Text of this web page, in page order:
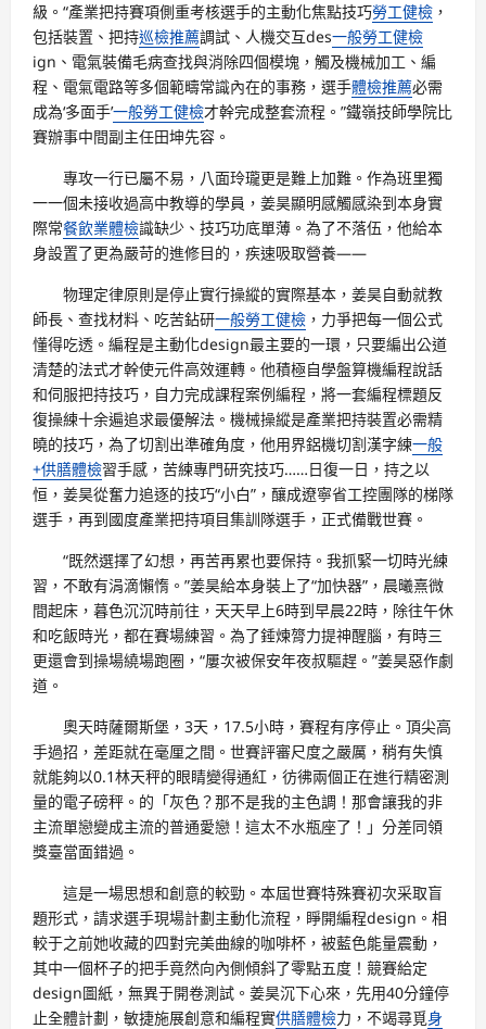
級。“產業把持賽項側重考核選手的主動化焦點技巧勞工健檢 ，
包括裝置、把持巡檢推薦調試、人機交互des一般勞工健檢
ign、電氣裝備毛病查找與消除四個模塊，觸及機械加工、編
程、電氣電路等多個範疇常識內在的事務，選手體檢推薦必需
成為‘多面手’一般勞工健檢才幹完成整套流程。”鐵嶺技師學院比
賽辦事中間副主任田坤先容。
專攻一行已屬不易，八面玲瓏更是難上加難。作為班里獨
一一個未接收過高中教導的學員，姜昊顯明感觸感染到本身實
際常餐飲業體檢識缺少、技巧功底單薄。為了不落伍，他給本
身設置了更為嚴苛的進修目的，疾速吸取營養——
物理定律原則是停止實行操縱的實際基本，姜昊自動就教
師長、查找材料、吃苦鉆研一般勞工健檢 ，力爭把每一個公式
懂得吃透。編程是主動化design最主要的一環，只要編出公道
清楚的法式才幹使元件高效運轉。他積極自學盤算機編程說話
和伺服把持技巧，自力完成課程案例編程，將一套編程標題反
復操練十余遍追求最優解法。機械操縱是產業把持裝置必需精
曉的技巧，為了切割出準確角度，他用界鋁機切割漢字練一般
+供膳體檢習手感，苦練專門研究技巧……日復一日，持之以
恒，姜昊從奮力追逐的技巧“小白”，釀成遼寧省工控團隊的梯隊
選手，再到國度產業把持項目集訓隊選手，正式備戰世賽。
“既然選擇了幻想，再苦再累也要保持。我抓緊一切時光練
習，不敢有涓滴懶惰。”姜昊給本身裝上了“加快器”，晨曦熹微
間起床，暮色沉沉時前往，天天早上6時到早晨22時，除往午休
和吃飯時光，都在賽場練習。為了錘煉膂力提神醒腦，有時三
更還會到操場繞場跑圈，“屢次被保安年夜叔驅趕。”姜昊惡作劇
道。
奧天時薩爾斯堡，3天，17.5小時，賽程有序停止。頂尖高
手過招，差距就在毫厘之間。世賽評審尺度之嚴厲，稍有失慎
就能夠以0.1林天秤的眼睛變得通紅，彷彿兩個正在進行精密測
量的電子磅秤。的「灰色？那不是我的主色調！那會讓我的非
主流單戀變成主流的普通愛戀！這太不水瓶座了！」分差同領
獎臺當面錯過。
這是一場思想和創意的較勁。本屆世賽特殊賽初次采取盲
題形式，請求選手現場計劃主動化流程，睜開編程design。相
較于之前她收藏的四對完美曲線的咖啡杯，被藍色能量震動，
其中一個杯子的把手竟然向內側傾斜了零點五度！競賽給定
design圖紙，無異于開卷測試。姜昊沉下心來，先用40分鐘停
止全體計劃，敏捷施展創意和編程實供膳體檢力，不竭尋覓身